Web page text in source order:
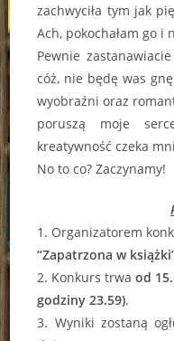
zachwyciła tym jak
Ach, pokochałam go i
Pewnie
cóż, nie będę was
wyobraźni oraz
poruszą moje
kreatywność czeka
No to co? Zaczynamy!
1. Organizatorem
“Zapatrzona w
2. Konkurs trwaod
godziny 23.59).
3. Wyniki zostaną